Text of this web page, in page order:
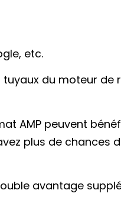
etc.
du moteur de
AMP peuvent
plus de chances
avantage